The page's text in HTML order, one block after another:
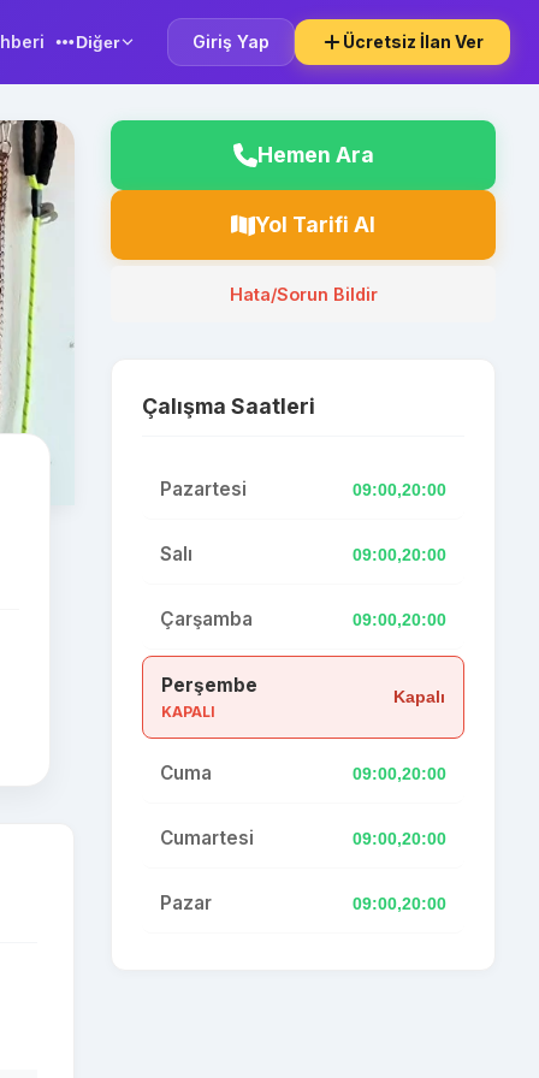
Diğer Giriş Yap Ücretsiz İlan Ver
Hemen Ara
Yol Tarifi Al
Hata/Sorun Bildir
Çalışma Saatleri
Pazartesi 09:00,20:00
Salı 09:00,20:00
Çarşamba 09:00,20:00
Perşembe
KAPALI
Kapalı
Cuma 09:00,20:00
Cumartesi 09:00,20:00
Pazar 09:00,20:00